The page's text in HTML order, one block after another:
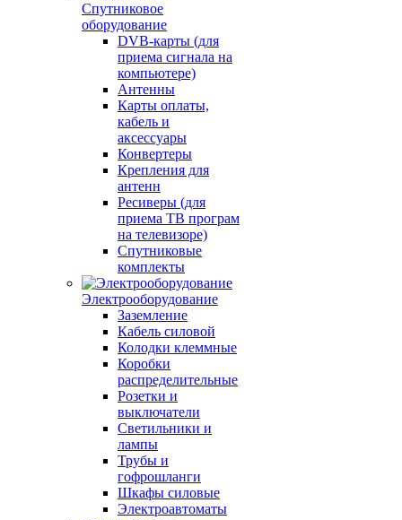
Спутниковое
оборудование
DVB-карты (для
приема сигнала на
компьютере)
Антенны
Карты оплаты,
кабель и
аксессуары
Конвертеры
Крепления для
антенн
Ресиверы (для
приема ТВ програм
на телевизоре)
Спутниковые
комплекты
Электрооборудование
Заземление
Кабель силовой
Колодки клеммные
Коробки
распределительные
Розетки и
выключатели
Светильники и
лампы
Трубы и
гофрошланги
Шкафы силовые
Электроавтоматы